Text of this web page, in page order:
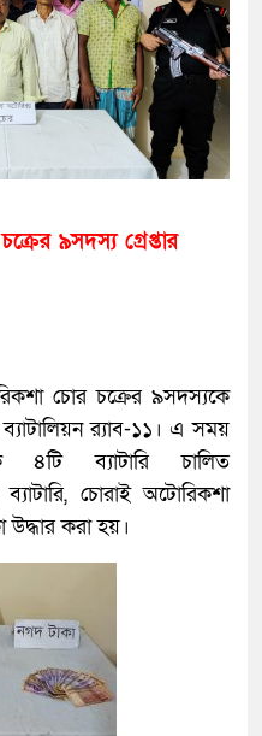
৯সদস্য গ্রেপ্তার
চোর চক্রের ৯সদস্যকে
ব্যাটালিয়ন র‌্যাব-১১। এ সময়
৪টি ব্যাটারি চালিত
চোরাই অটোরিকশা
উদ্ধার করা হয়।